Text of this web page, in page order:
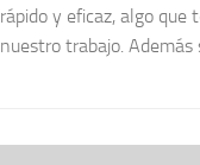
rápido y eficaz, algo que
nuestro trabajo. Además